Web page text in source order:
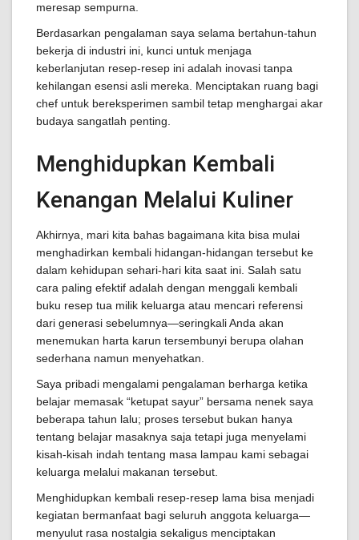
meresap sempurna.
Berdasarkan pengalaman saya selama bertahun-tahun
bekerja di industri ini, kunci untuk menjaga
keberlanjutan resep-resep ini adalah inovasi tanpa
kehilangan esensi asli mereka. Menciptakan ruang bagi
chef untuk bereksperimen sambil tetap menghargai akar
budaya sangatlah penting.
Menghidupkan Kembali
Kenangan Melalui Kuliner
Akhirnya, mari kita bahas bagaimana kita bisa mulai
menghadirkan kembali hidangan-hidangan tersebut ke
dalam kehidupan sehari-hari kita saat ini. Salah satu
cara paling efektif adalah dengan menggali kembali
buku resep tua milik keluarga atau mencari referensi
dari generasi sebelumnya—seringkali Anda akan
menemukan harta karun tersembunyi berupa olahan
sederhana namun menyehatkan.
Saya pribadi mengalami pengalaman berharga ketika
belajar memasak “ketupat sayur” bersama nenek saya
beberapa tahun lalu; proses tersebut bukan hanya
tentang belajar masaknya saja tetapi juga menyelami
kisah-kisah indah tentang masa lampau kami sebagai
keluarga melalui makanan tersebut.
Menghidupkan kembali resep-resep lama bisa menjadi
kegiatan bermanfaat bagi seluruh anggota keluarga—
menyulut rasa nostalgia sekaligus menciptakan